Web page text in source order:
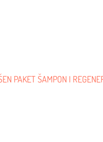
PAKET ŠAMPON I